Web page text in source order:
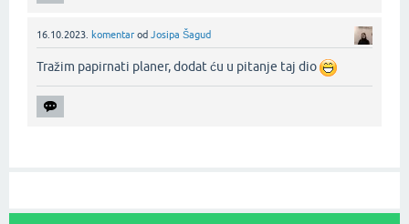
16.10.2023. komentar od Josipa Šagud
Tražim papirnati planer, dodat ću u pitanje taj dio